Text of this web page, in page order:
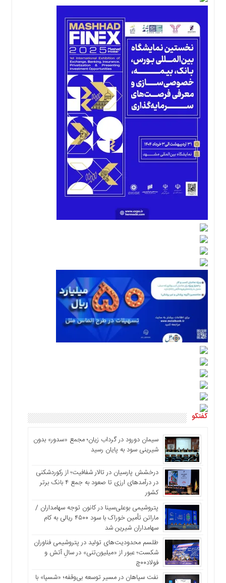
گفتگو
سیمان دورود در گرداب زیان؛ مجمع «سدور» بدون
شیرینی سود به پایان رسید
درخشش پارسیان در تالار شفافیت؛ از رکوردشکنی
در درآمدهای ارزی تا صعود به جمع ۴ بانک برتر
کشور
پتروشیمی بوعلی‌سینا در کانون توجه سهامداران /
ماراتن تأمین خوراک با سود ۴۵۰۰ ریالی به کام
سهامداران شیرین شد
طلسم محدودیت‌های تولید در پتروشیمی فناوران
شکست؛ عبور از «میلیون‌تنی» در سالِ آتش و
فولاد۰۰چ
نفت سپاهان در مسیر توسعه بی‌وقفه؛ «شسپا» با